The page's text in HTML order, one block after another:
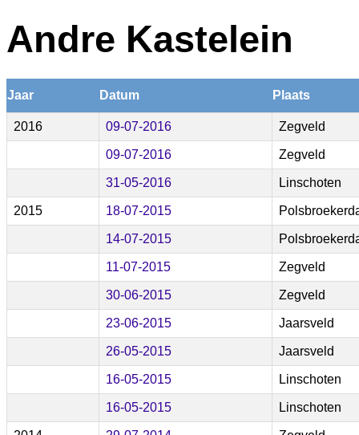
Andre Kastelein
Jaar Datum Plaats
2016 09-07-2016 Zegveld
09-07-2016 Zegveld
31-05-2016 Linschoten
2015 18-07-2015
14-07-2015
11-07-2015 Zegveld
30-06-2015 Zegveld
23-06-2015 Jaarsveld
26-05-2015 Jaarsveld
16-05-2015 Linschoten
16-05-2015 Linschoten